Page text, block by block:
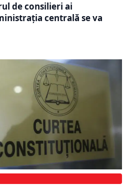
de consilieri ai
centrală se va